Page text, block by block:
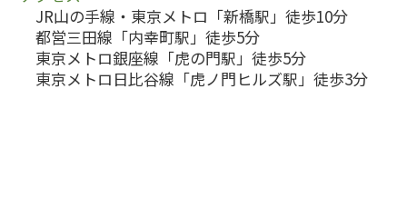
JR山の手線・東京メトロ「新橋駅」徒歩10分
都営三田線「内幸町駅」徒歩5分
東京メトロ銀座線「虎の門駅」徒歩5分
東京メトロ日比谷線「虎ノ門ヒルズ駅」徒歩3分